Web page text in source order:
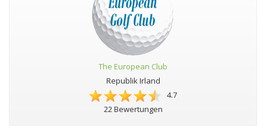
The European Club
Republik Irland
4.7
22 Bewertungen